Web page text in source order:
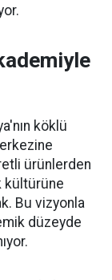
köklü
ürünlerden
kültürüne
Bu vizyonla
düzeyde